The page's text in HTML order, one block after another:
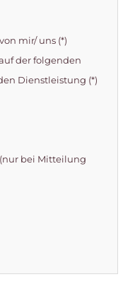
mir/ uns (*)
der folgenden
Dienstleistung (*)
bei Mitteilung